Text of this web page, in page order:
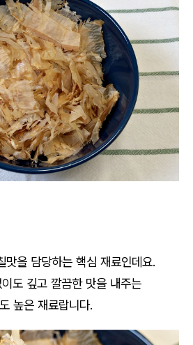
맛을 담당하는 핵심 재료인데요.
도 깊고 깔끔한 맛을 내주는
높은 재료랍니다.